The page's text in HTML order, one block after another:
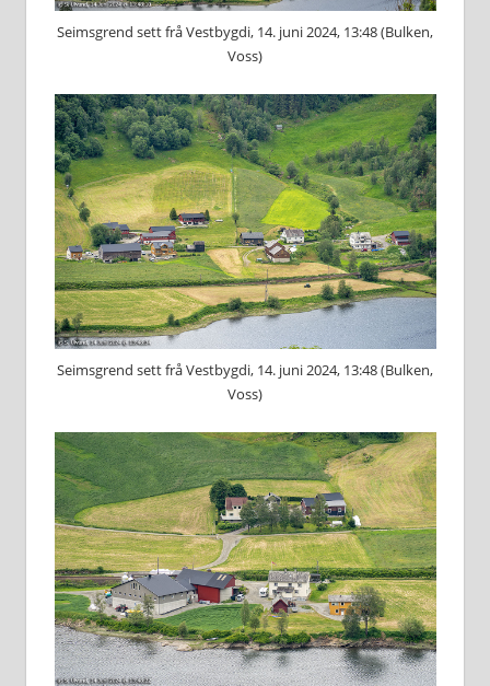
Seimsgrend sett frå Vestbygdi, 14. juni 2024, 13:48 (Bulken,
Voss)
Seimsgrend sett frå Vestbygdi, 14. juni 2024, 13:48 (Bulken,
Voss)